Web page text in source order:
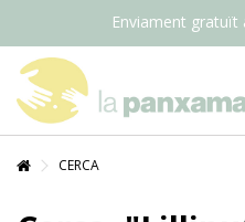
Enviament gratuït
CERCA